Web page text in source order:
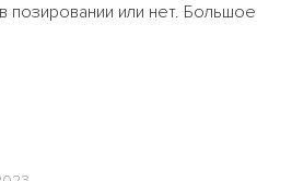
позировании или нет. Большое